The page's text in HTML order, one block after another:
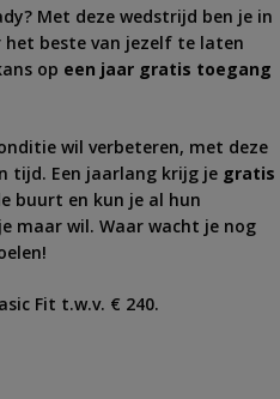
Met deze wedstrijd ben je in
beste van jezelf te laten
op een jaar gratis toegang
wil verbeteren, met deze
tijd. Een jaarlang krijg je gratis
buurt en kun je al hun
maar wil. Waar wacht je nog
Fit t.w.v. € 240.